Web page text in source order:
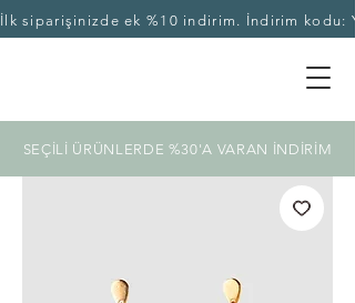
İlk siparişinizde ek %10 indirim. İndirim kodu:
SEÇİLİ ÜRÜNLERDE %30'A VARAN İNDİRİM